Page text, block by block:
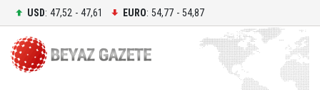
USD: 47,52 - 47,61 EURO: 54,77 - 54,87